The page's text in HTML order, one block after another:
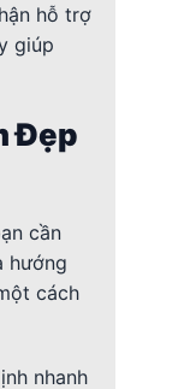
hỗ trợ
giúp
Đẹp
cần
hướng
cách
nhanh